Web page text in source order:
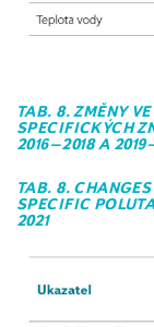
TAB. 8. ZMĚNY
SPECIFICKÝCH
2016–2018 A
TAB. 8.
SPECIFIC
2021